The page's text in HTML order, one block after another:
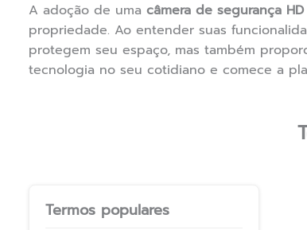
A adoção de uma câmera de segurança HD
propriedade. Ao entender suas
protegem seu espaço, mas também
tecnologia no seu cotidiano e comece a
Termos populares